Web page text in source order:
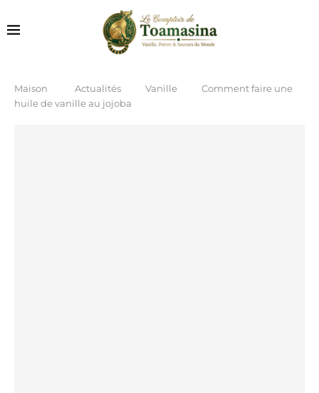
Maison Actualités Vanille
Comment faire une
huile de vanille au jojoba